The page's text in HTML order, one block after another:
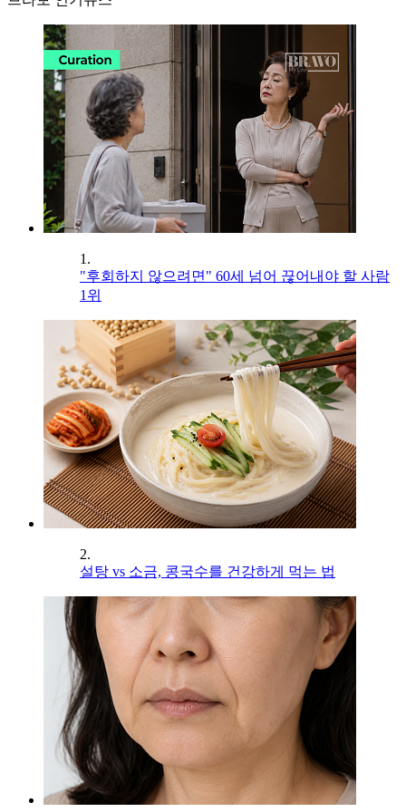
1.
"후회하지 않으려면" 60세 넘어 끊어내야 할 사람
1위
2.
설탕 vs 소금, 콩국수를 건강하게 먹는 법